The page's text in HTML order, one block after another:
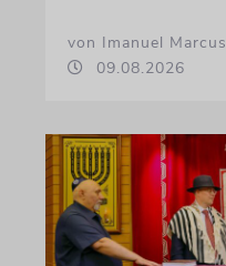
von Imanuel Marcus
09.08.2026